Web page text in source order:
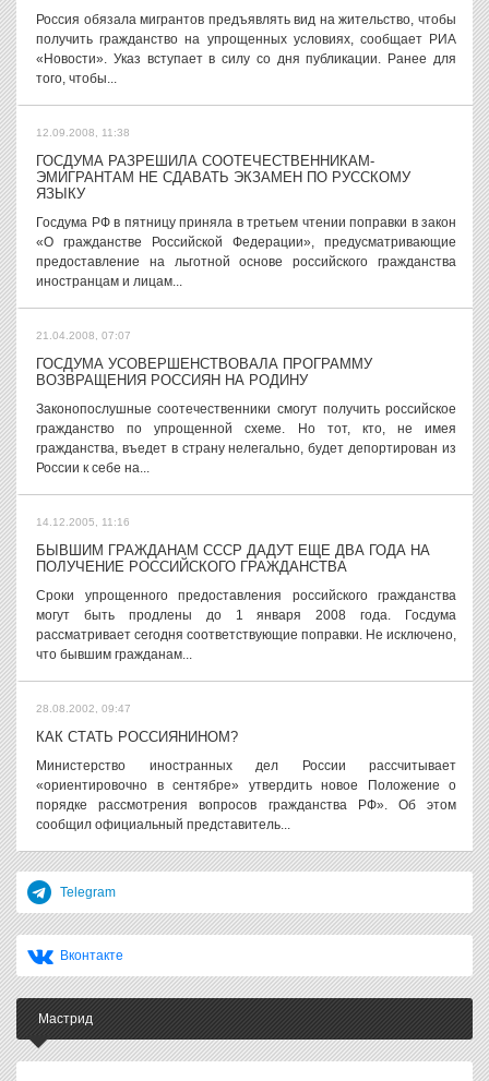
Россия обязала мигрантов предъявлять вид на жительство, чтобы
получить гражданство на упрощенных условиях, сообщает РИА
«Новости». Указ вступает в силу со дня публикации. Ранее для
того, чтобы...
12.09.2008, 11:38
ГОСДУМА РАЗРЕШИЛА СООТЕЧЕСТВЕННИКАМ-
ЭМИГРАНТАМ НЕ СДАВАТЬ ЭКЗАМЕН ПО РУССКОМУ
ЯЗЫКУ
Госдума РФ в пятницу приняла в третьем чтении поправки в закон
«О гражданстве Российской Федерации», предусматривающие
предоставление на льготной основе российского гражданства
иностранцам и лицам...
21.04.2008, 07:07
ГОСДУМА УСОВЕРШЕНСТВОВАЛА ПРОГРАММУ
ВОЗВРАЩЕНИЯ РОССИЯН НА РОДИНУ
Законопослушные соотечественники смогут получить российское
гражданство по упрощенной схеме. Но тот, кто, не имея
гражданства, въедет в страну нелегально, будет депортирован из
России к себе на...
14.12.2005, 11:16
БЫВШИМ ГРАЖДАНАМ СССР ДАДУТ ЕЩЕ ДВА ГОДА НА
ПОЛУЧЕНИЕ РОССИЙСКОГО ГРАЖДАНСТВА
Сроки упрощенного предоставления российского гражданства
могут быть продлены до 1 января 2008 года. Госдума
рассматривает сегодня соответствующие поправки. Не исключено,
что бывшим гражданам...
28.08.2002, 09:47
КАК СТАТЬ РОССИЯНИНОМ?
Министерство иностранных дел России рассчитывает
«ориентировочно в сентябре» утвердить новое Положение о
порядке рассмотрения вопросов гражданства РФ». Об этом
сообщил официальный представитель...
Telegram
Вконтакте
Мастрид